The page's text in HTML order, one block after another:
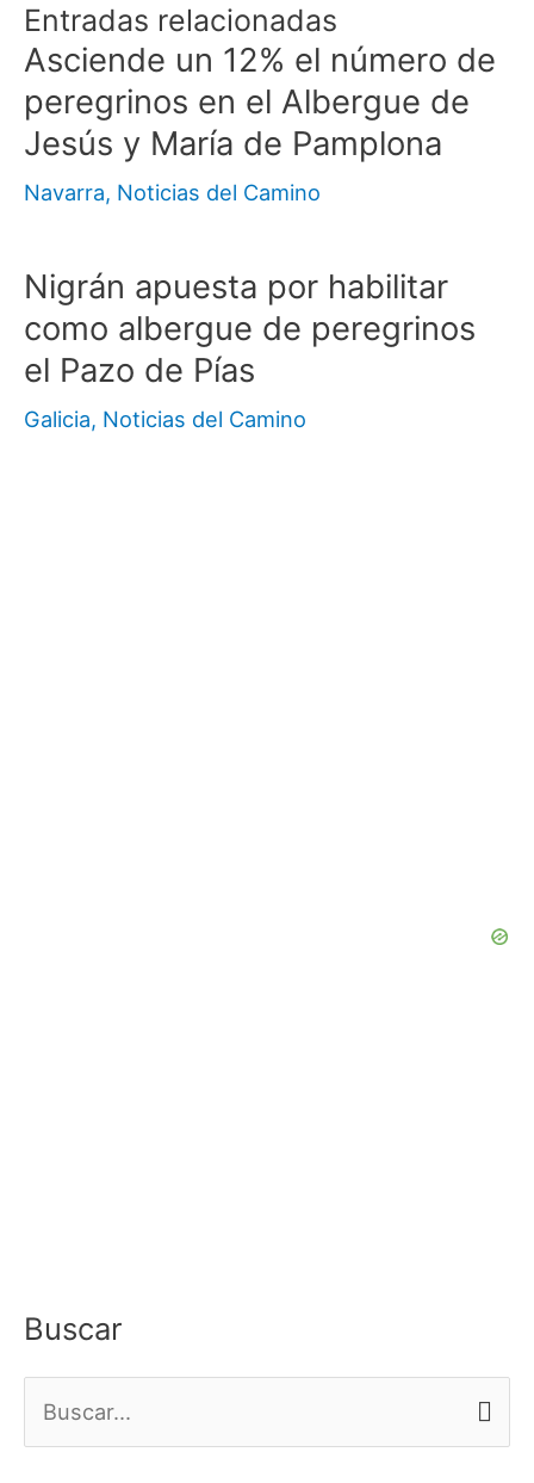
Entradas relacionadas
Asciende un 12% el número de
peregrinos en el Albergue de
Jesús y María de Pamplona
Navarra, Noticias del Camino
Nigrán apuesta por habilitar
como albergue de peregrinos
el Pazo de Pías
Galicia, Noticias del Camino
Buscar
u